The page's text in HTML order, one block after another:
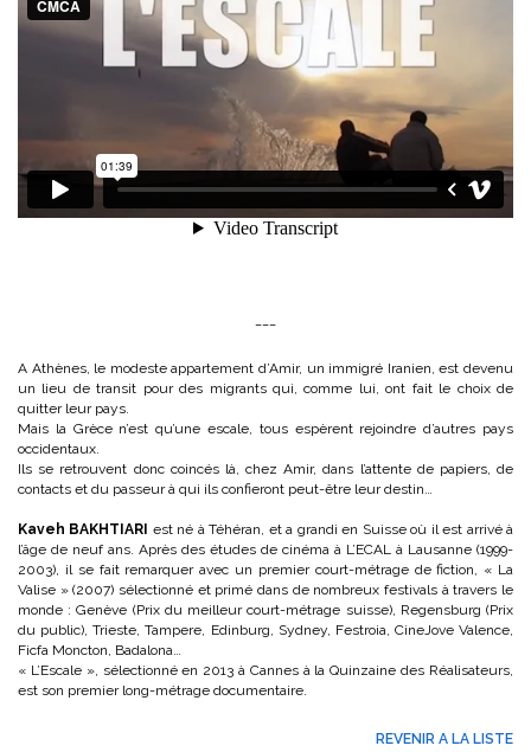
A Athènes, le modeste appartement d’Amir, un immigré Iranien, est devenu
un lieu de transit pour des migrants qui, comme lui, ont fait le choix de
quitter leur pays.
Mais la Grèce n’est qu’une escale, tous espèrent rejoindre d’autres pays
occidentaux.
Ils se retrouvent donc coincés là, chez Amir, dans l’attente de papiers, de
contacts et du passeur à qui ils confieront peut-être leur destin…
Kaveh BAKHTIARI est né à Téhéran, et a grandi en Suisse où il est arrivé à
l’âge de neuf ans. Après des études de cinéma à L’ECAL à Lausanne (1999-
2003), il se fait remarquer avec un premier court-métrage de fiction, « La
Valise » (2007) sélectionné et primé dans de nombreux festivals à travers le
monde : Genève (Prix du meilleur court-métrage suisse), Regensburg (Prix
du public), Trieste, Tampere, Edinburg, Sydney, Festroia, CineJove Valence,
Ficfa Moncton, Badalona…
« L’Escale », sélectionné en 2013 à Cannes à la Quinzaine des Réalisateurs,
est son premier long-métrage documentaire.
REVENIR A LA LISTE